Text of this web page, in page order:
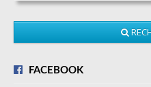
FACEBOOK